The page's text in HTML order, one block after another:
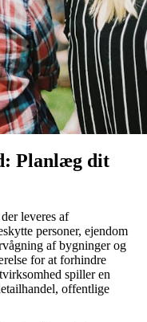
Planlæg dit
leveres af
personer, ejendom
af bygninger og
for at forhindre
spiller en
offentlige